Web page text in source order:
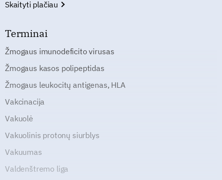
Skaityti plačiau
Terminai
Žmogaus imunodeficito virusas
Žmogaus kasos polipeptidas
Žmogaus leukocitų antigenas, HLA
Vakcinacija
Vakuolė
Vakuolinis protonų siurblys
Vakuumas
Valdenštremo liga